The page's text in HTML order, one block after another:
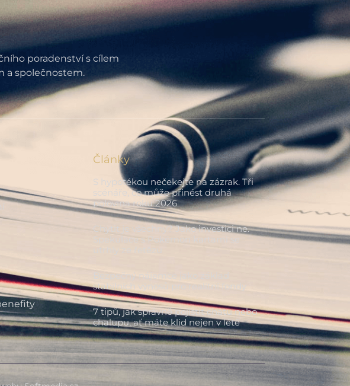
poradenství s cílem
a společnostem.
Články
S hypotékou nečekejte na zázrak. Tři
scénáře, co může přinést druhá
polovina roku 2026
Chytit je všechny? Jako investici ne.
Spekulace s Pokémon kartami se
utrhly ze řetězu
Bezpečný nájemce jako základ
stabilních výnosů pro realitní fondy
7 tipů, jak správně pojistit chatu nebo
chalupu, ať máte klid nejen v létě